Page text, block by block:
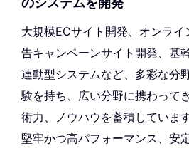
大規模ECサイト開発、オンラ
告キャンペーンサイト開発、基
連動型システムなど、多彩な分
験を持ち、広い分野に携わって
術力、ノウハウを蓄積しています
堅牢かつ高パフォーマンス、安